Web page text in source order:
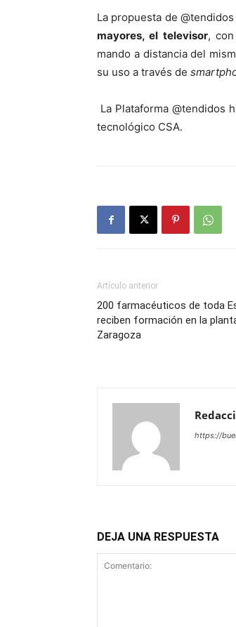
La propuesta de
mayores, el televisor,
mando a distancia del
su uso a través de
La Plataforma @tendidos
tecnológico CSA.
Artículo anterior
200 farmacéuticos de toda
reciben formación en la
Zaragoza
https://
DEJA UNA RESPUESTA